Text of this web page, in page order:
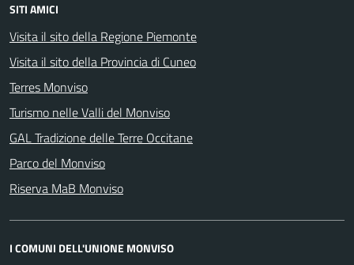
SITI AMICI
Visita il sito della Regione Piemonte
Visita il sito della Provincia di Cuneo
Terres Monviso
Turismo nelle Valli del Monviso
GAL Tradizione delle Terre Occitane
Parco del Monviso
Riserva MaB Monviso
I COMUNI DELL'UNIONE MONVISO